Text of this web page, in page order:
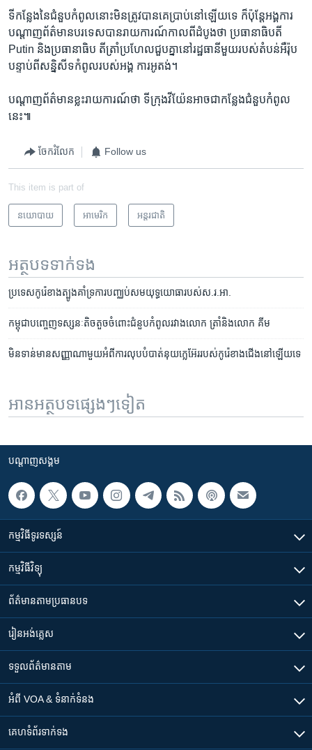
​ទី​កន្លែង​នៃ​ជំនួប​កំពូល​នោះ​មិន​ត្រូវ​បាន​គេ​ប្រាប់​នៅឡើយ​ទេ ​ក៏ប៉ុន្តែ​អង្គការ​
បណ្តាញ​ព័ត៌មាន​បរទេស​បាន​រាយការណ៍កាល​ពី​ដំបូង​ថា ​ប្រធានា​ធិបតី
Putin ​និង​ប្រធានាធិប តីត្រាំ​ប្រហែល​ជួប​គ្នា​នៅ​រដ្ឋ​ធានី​មួយរបស់​តំបន់​អឺរ៉ុប​
បន្ទាប់​ពី​សន្និ​សីទ​កំពូល​របស់​អង្គ ការ​អូតង់។
​បណ្តាញ​ព័ត៌មាន​ខ្លះរាយការណ៍​ថា ​ទី​ក្រុង​វីយ៉ែន​អាច​ជា​កន្លែង​ជំនួប​កំពូល​
នេះ៕
ចែករំលែក Follow us
This item is part of
នយោបាយ អាមេរិក​ អន្តរជាតិ
អត្ថបទ​ទាក់ទង
ប្រទេសកូរ៉េខាងត្បូងគាំទ្រការបញ្ឈប់សមយុទ្ធយោធារបស់ស.រ.អា.
កម្ពុជា​បញ្ចេញ​ទស្សនៈ​តិចតួច​ចំពោះ​ជំនួប​កំពូល​រវាង​លោក​​ ត្រាំ​និង​លោក​ ​គីម
មិន​ទាន់​មាន​សញ្ញា​ណា​មួយ​អំពី​ការ​លុប​បំបាត់​នុយក្លេអ៊ែរ​របស់​កូរ៉េ​ខាង​ជើង​នៅ​ឡើយ​ទេ
អានអត្ថបទផ្សេងៗទៀត
បណ្តាញ​សង្គម
កម្មវិធី​ទូរទស្សន៍
កម្មវិធី​វិទ្យុ
ព័ត៌មាន​តាមប្រធានបទ​
រៀន​​អង់គ្លេស
ទទួល​ព័ត៌មាន​តាម
អំពី​ VOA & ទំនាក់ទំនង
គេហទំព័រ​​ទាក់ទង